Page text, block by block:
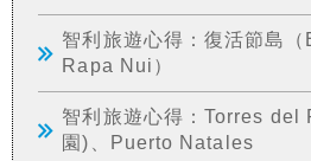
智利旅遊心得：復活節島
Rapa Nui）
智利旅遊心得：Torres del
園)、Puerto Natales